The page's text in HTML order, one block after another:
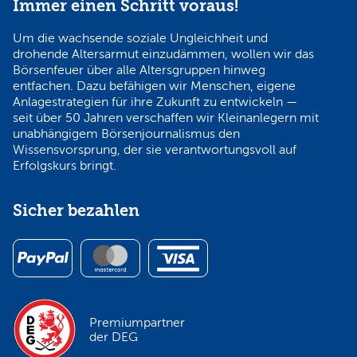
Immer einen Schritt voraus!
Um die wachsende soziale Ungleichheit und
drohende Altersarmut einzudämmen, wollen wir das
Börsenfeuer über alle Altersgruppen hinweg
entfachen. Dazu befähigen wir Menschen, eigene
Anlagestrategien für ihre Zukunft zu entwickeln —
seit über 50 Jahren verschaffen wir Kleinanlegern mit
unabhängigem Börsenjournalismus den
Wissensvorsprung, der sie verantwortungsvoll auf
Erfolgskurs bringt.
Sicher bezahlen
Premiumpartner
der DEG